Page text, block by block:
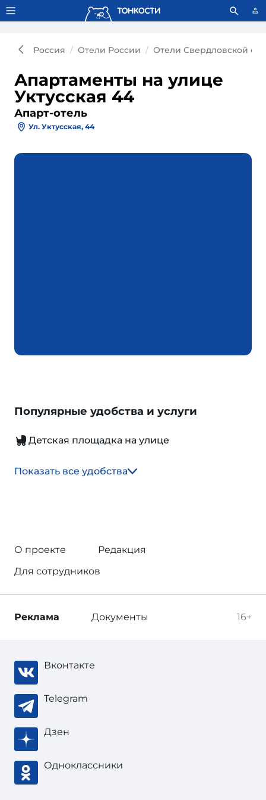
Тонкости используют сookie-файлы. Что это значит?
Россия Отели России Отели Свердловской
Апартаменты на улице
Уктусская 44
Апарт-отель
Ул. Уктусская, 44
Популярные удобства и услуги
Детская площадка на улице
Показать все удобства
О проекте
Редакция
Для сотрудников
16+
Реклама Документы
Вконтакте
Telegram
Дзен
Одноклассники